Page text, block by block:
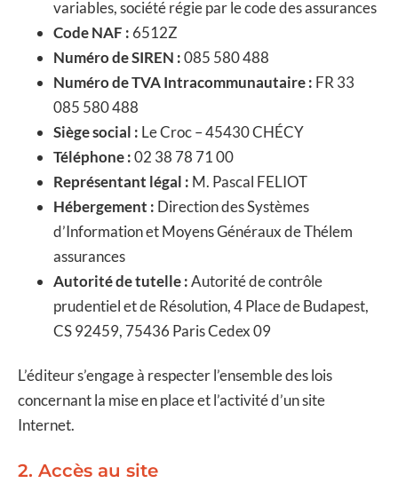
variables, société régie par le code des assurances
Code NAF : 6512Z
Numéro de SIREN :085 580 488
Numéro de TVA Intracommunautaire : FR 33
085 580 488
Siège social : Le Croc – 45430 CHÉCY
Téléphone :02 38 78 71 00
Représentant légal : M. Pascal FELIOT
Hébergement : Direction des Systèmes
d’Information et Moyens Généraux de Thélem
assurances
Autorité de tutelle :Autorité de contrôle
prudentiel et de Résolution, 4 Place de Budapest,
CS 92459, 75436 Paris Cedex 09
L’éditeur s’engage à respecter l’ensemble des lois
concernant la mise en place et l’activité d’un site
Internet.
2. Accès au site